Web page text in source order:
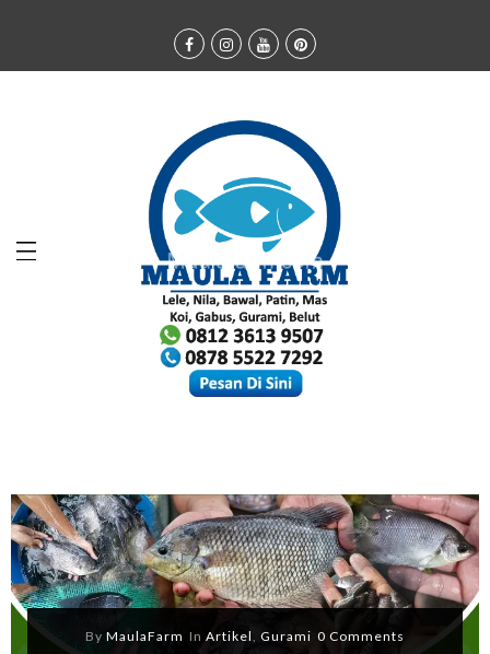
By MaulaFarm In Artikel, Gurami 0 Comments